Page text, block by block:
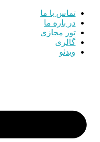
تماس با ما
در باره ما
تور مجازی
گالری
ویدئو